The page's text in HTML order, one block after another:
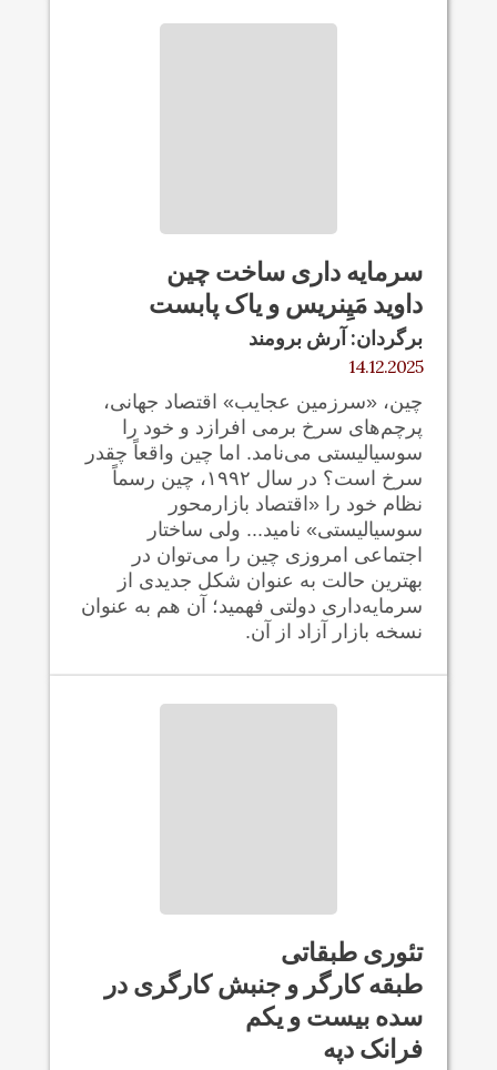
سرمایه داری ساخت چین
داوید مَیِنریس و یاک پابست
برگردان: آرش برومند
14.12.2025
چین، «سرزمین عجایب» اقتصاد جهانی،
پرچم‌های سرخ برمی افرازد و خود را
سوسیالیستی می‌نامد. اما چین واقعاً چقدر
سرخ است؟ در سال ۱۹۹۲، چین رسماً
نظام خود را «اقتصاد بازارمحور
سوسیالیستی» نامید... ولی ساختار
اجتماعی امروزی چین را می‌توان در
بهترین حالت به عنوان شکل جدیدی از
سرمایه‌داری دولتی فهمید؛ آن هم به عنوان
نسخه بازار آزاد از آن.
تئوری طبقاتی
طبقه کارگر و جنبش کارگری در
سده بیست و یکم
فرانک دپه